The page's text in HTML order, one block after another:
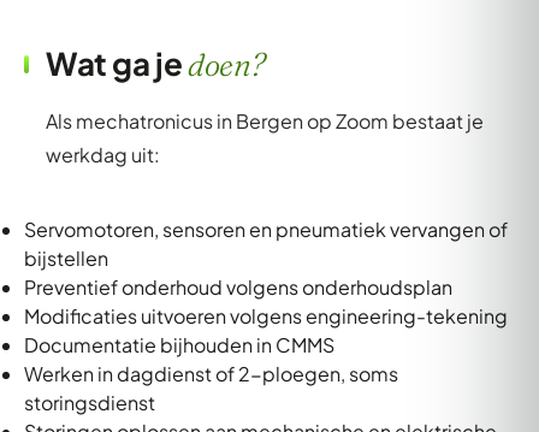
Wat ga jedoen?
Als mechatronicus in Bergen op Zoom bestaat je
werkdag uit:
Servomotoren, sensoren en pneumatiek vervangen of
bijstellen
Preventief onderhoud volgens onderhoudsplan
Modificaties uitvoeren volgens engineering-tekening
Documentatie bijhouden in CMMS
Werken in dagdienst of 2-ploegen, soms
storingsdienst